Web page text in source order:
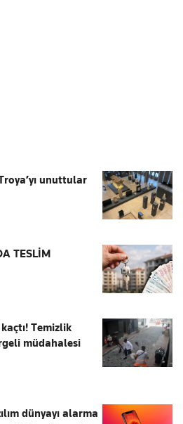
unuttular
TESLİM
Temizlik
müdahalesi
dünyayı alarma